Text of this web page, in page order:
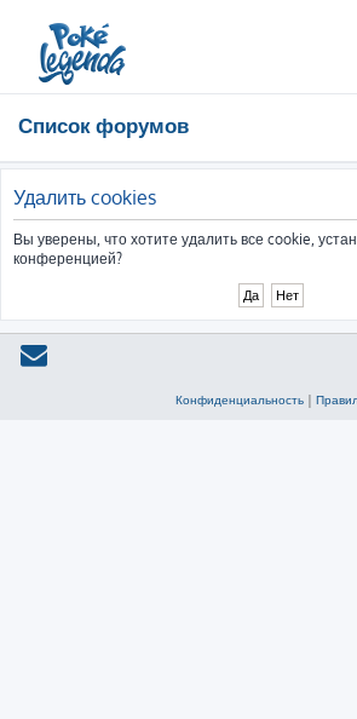
Список форумов
Удалить cookies
Вы уверены, что хотите удалить все cookie,
конференцией?
Конфиденциальность |